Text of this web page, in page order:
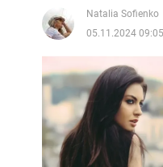
Natalia Sofienko
05.11.2024 09:05